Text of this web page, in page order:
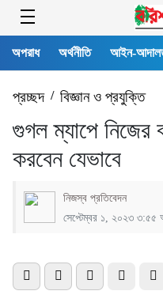
অপরাধ অর্থনীতি আইন-
প্রচ্ছদ/ বিজ্ঞান ও প্রযুক্তি
গুগল ম্যাপে
করবেন যেভাবে
নিজস্ব প্রতিবেদন
সেপ্টেম্বর ১, ২০২৩ ৩:৫৫